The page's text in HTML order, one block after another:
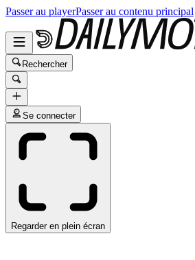
Passer au playerPasser au contenu principal
Rechercher
Se connecter
Regarder en plein écran